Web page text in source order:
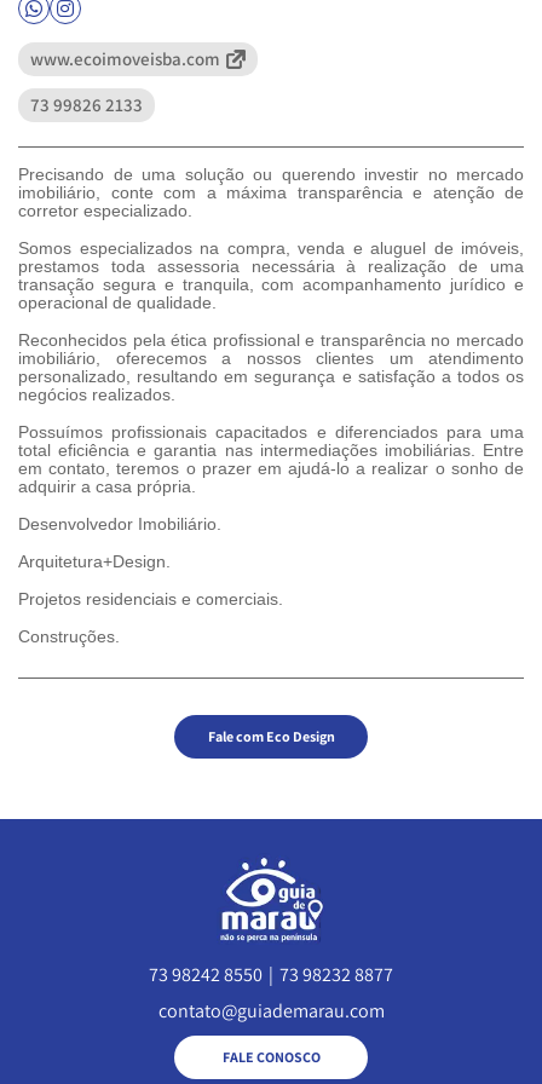
Whatsapp Ícone
Instagram Ícone
www.ecoimoveisba.com
73 99826 2133
Precisando de uma solução ou querendo investir no mercado
imobiliário, conte com a máxima transparência e atenção de
corretor especializado.
Somos especializados na compra, venda e aluguel de imóveis,
prestamos toda assessoria necessária à realização de uma
transação segura e tranquila, com acompanhamento jurídico e
operacional de qualidade.
Reconhecidos pela ética profissional e transparência no mercado
imobiliário, oferecemos a nossos clientes um atendimento
personalizado, resultando em segurança e satisfação a todos os
negócios realizados.
Possuímos profissionais capacitados e diferenciados para uma
total eficiência e garantia nas intermediações imobiliárias. Entre
em contato, teremos o prazer em ajudá-lo a realizar o sonho de
adquirir a casa própria.
Desenvolvedor Imobiliário.
Arquitetura+Design.
Projetos residenciais e comerciais.
Construções.
Fale com Eco Design
73 98242 8550 | 73 98232 8877
contato@guiademarau.com
FALE CONOSCO